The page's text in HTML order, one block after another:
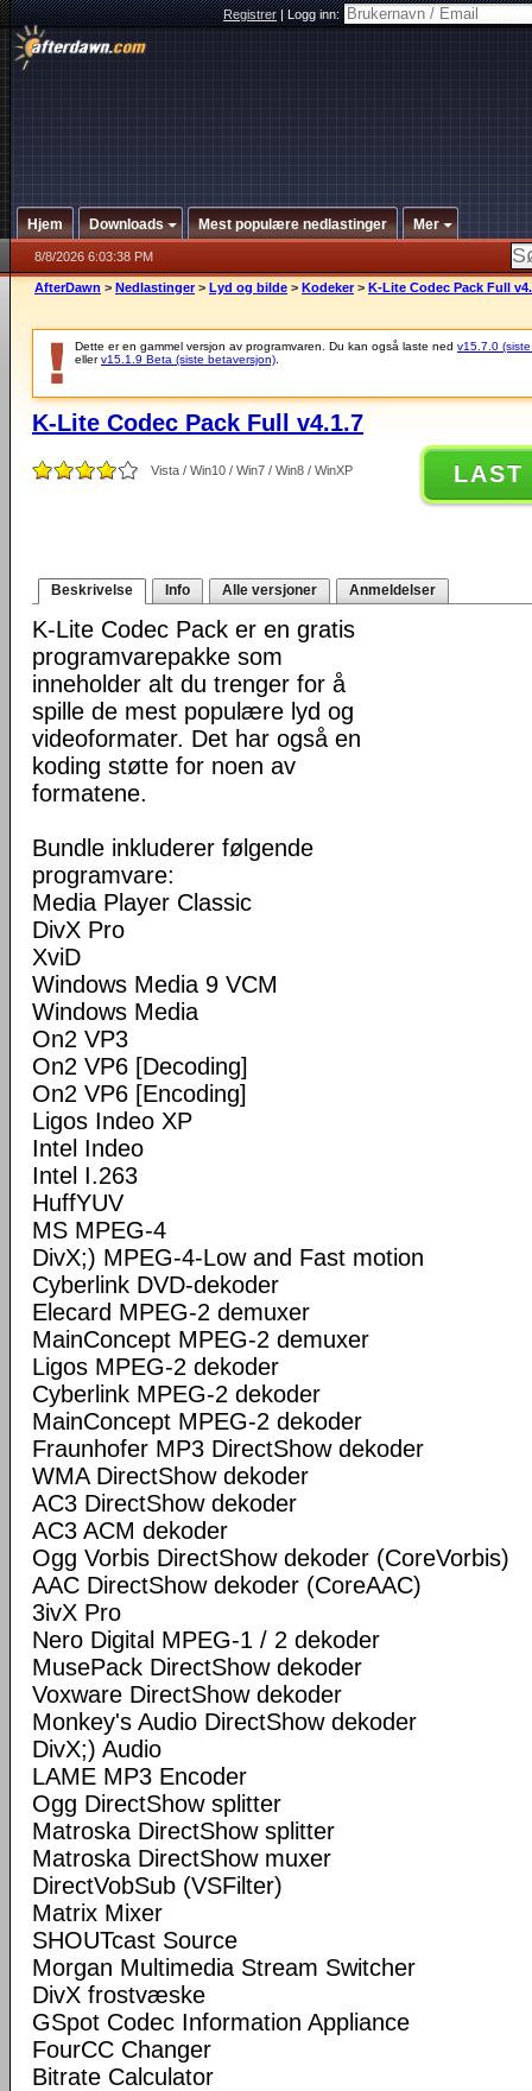
Registrer|Logg inn:
Hjem Downloads Mest populære nedlastinger Mer
8/8/2026 6:03:38 PM
AfterDawn > Nedlastinger > Lyd og bilde > Kodeker > K-Lite Codec Pack Full
Dette er en gammel versjon av programvaren. Du kan også laste ned v15.7.0
ellerv15.1.9 Beta (siste betaversjon)
K-Lite Codec Pack Full v4.1.7
Vista / Win10 / Win7 / Win8 / WinXP LAST
Beskrivelse Info Alle versjoner Anmeldelser
K-Lite Codec Pack er en gratis
programvarepakke som
inneholder alt du trenger for å
spille de mest populære lyd og
videoformater. Det har også en
koding støtte for noen av
formatene.
Bundle inkluderer følgende
programvare:
Media Player Classic
DivX Pro
XviD
Windows Media 9 VCM
Windows Media
On2 VP3
On2 VP6 [Decoding]
On2 VP6 [Encoding]
Ligos Indeo XP
Intel Indeo
Intel I.263
HuffYUV
MS MPEG-4
DivX;) MPEG-4-Low and Fast motion
Cyberlink DVD-dekoder
Elecard MPEG-2 demuxer
MainConcept MPEG-2 demuxer
Ligos MPEG-2 dekoder
Cyberlink MPEG-2 dekoder
MainConcept MPEG-2 dekoder
Fraunhofer MP3 DirectShow dekoder
WMA DirectShow dekoder
AC3 DirectShow dekoder
AC3 ACM dekoder
Ogg Vorbis DirectShow dekoder (CoreVorbis)
AAC DirectShow dekoder (CoreAAC)
3ivX Pro
Nero Digital MPEG-1 / 2 dekoder
MusePack DirectShow dekoder
Voxware DirectShow dekoder
Monkey's Audio DirectShow dekoder
DivX;) Audio
LAME MP3 Encoder
Ogg DirectShow splitter
Matroska DirectShow splitter
Matroska DirectShow muxer
DirectVobSub (VSFilter)
Matrix Mixer
SHOUTcast Source
Morgan Multimedia Stream Switcher
DivX frostvæske
GSpot Codec Information Appliance
FourCC Changer
Bitrate Calculator